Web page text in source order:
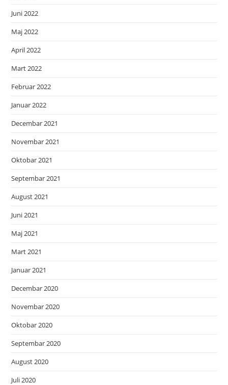
Juni 2022
Maj 2022
April 2022
Mart 2022
Februar 2022
Januar 2022
Decembar 2021
Novembar 2021
Oktobar 2021
Septembar 2021
August 2021
Juni 2021
Maj 2021
Mart 2021
Januar 2021
Decembar 2020
Novembar 2020
Oktobar 2020
Septembar 2020
August 2020
Juli 2020